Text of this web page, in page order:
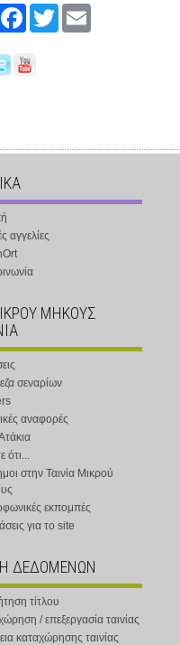
FacebookTwitter
αγγελίες
ΜΗΚΟΥΣ
σεναρίων
αναφορές
ότι...
στην Ταινία Μικρού
εκπομπές
για το site
ΔΕΔΟΜΕΝΩΝ
τίτλου
/ επεξεργασία ταινίας
καταχώρησης ταινίας